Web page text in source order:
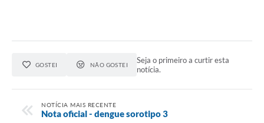
GOSTEI NÃO GOSTEI
Seja o primeiro a curtir esta
notícia.
NOTÍCIA MAIS RECENTE
Nota oficial - dengue sorotipo 3